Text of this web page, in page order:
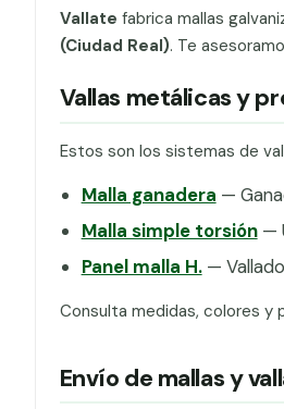
Vallate fabrica mallas
(Ciudad Real). Te
Vallas metálicas y
Estos son los sistemas de
Malla ganadera —
Malla simple torsión—
Panel malla H.—
Consulta medidas, colores y
Envío de mallas y